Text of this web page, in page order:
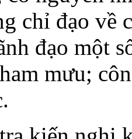
chỉ đạo về
đạo một
mưu;